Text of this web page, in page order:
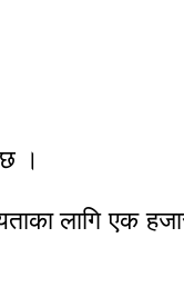
।
लागि एक